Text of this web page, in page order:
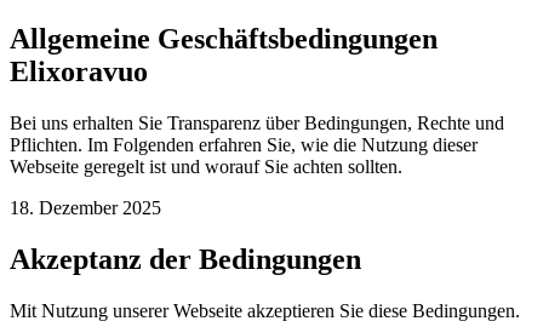
Allgemeine Geschäftsbedingungen
Elixoravuo
Bei uns erhalten Sie Transparenz über Bedingungen, Rechte und
Pflichten. Im Folgenden erfahren Sie, wie die Nutzung dieser
Webseite geregelt ist und worauf Sie achten sollten.
18. Dezember 2025
Akzeptanz der Bedingungen
Mit Nutzung unserer Webseite akzeptieren Sie diese Bedingungen.